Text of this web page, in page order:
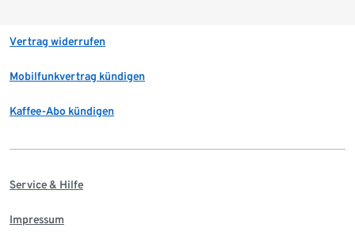
Vertrag widerrufen
Mobilfunkvertrag kündigen
Kaffee-Abo kündigen
Service & Hilfe
Impressum